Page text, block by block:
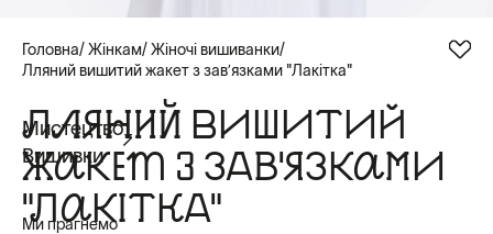
Головна Жінкам Жіночі вишиванки
Лляний вишитий жакет з завʼязками "Лакітка"
ЛЛЯНИЙ ВИШИТИЙ
ЖАКЕТ З ЗАВʼЯЗКАМИ
"ЛАКІТКА"
Мистецтво
Вишивки
Ми прагнемо